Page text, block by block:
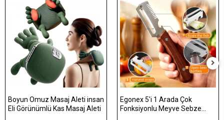
Boyun Omuz Masaj Aleti insan
Eli Görünümlü Kas Masaj Aleti
Egonex 5'i 1 Arada Çok
Fonksiyonlu Meyve Sebze